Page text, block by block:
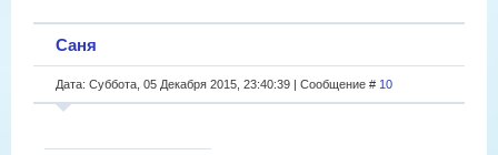
Саня
Дата: Суббота, 05 Декабря 2015, 23:40:39 | Сообщение # 10